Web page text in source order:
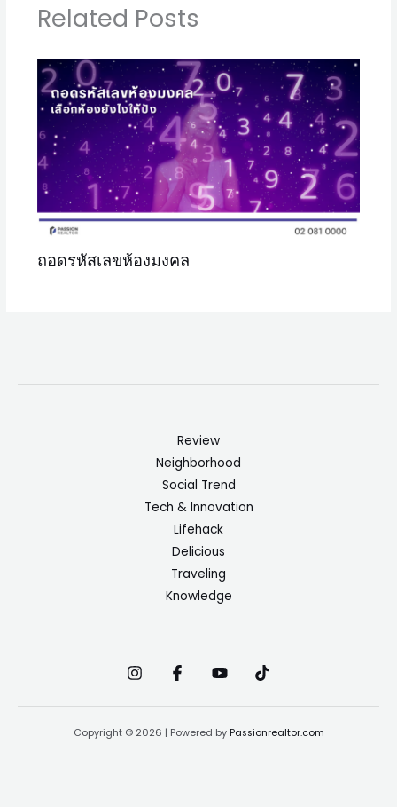
Related Posts
ถอดรหัสเลขห้องมงคล
Review
Neighborhood
Social Trend
Tech & Innovation
Lifehack
Delicious
Traveling
Knowledge
Copyright © 2026 | Powered by Passionrealtor.com